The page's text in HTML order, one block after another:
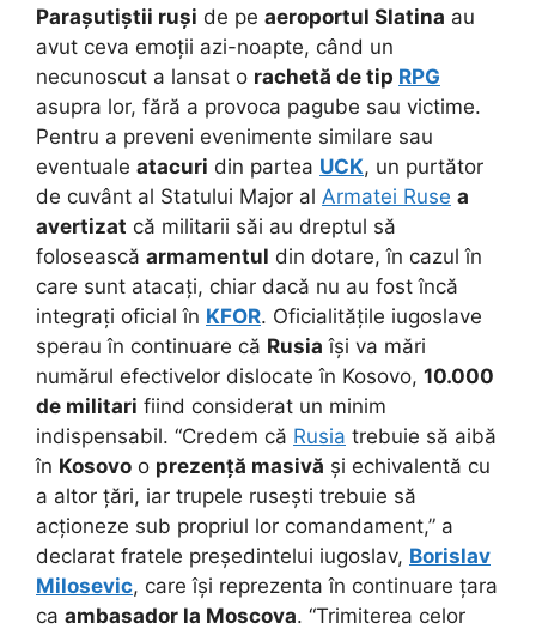
Parașutiștii ruși de pe aeroportul Slatina au
avut ceva emoții azi-noapte, când un
necunoscut a lansat o rachetă de tip RPG
asupra lor, fără a provoca pagube sau victime.
Pentru a preveni evenimente similare sau
eventuale atacuri din partea UCK, un purtător
de cuvânt al Statului Major al Armatei Ruse a
avertizat că militarii săi au dreptul să
folosească armamentul din dotare, în cazul în
care sunt atacați, chiar dacă nu au fost încă
integrați oficial în KFOR. Oficialitățile iugoslave
sperau în continuare că Rusia își va mări
numărul efectivelor dislocate în Kosovo, 10.000
de militari fiind considerat un minim
indispensabil. “Credem că Rusia trebuie să aibă
în Kosovo o prezență masivă și echivalentă cu
a altor țări, iar trupele rusești trebuie să
acționeze sub propriul lor comandament,” a
declarat fratele președintelui iugoslav, Borislav
Milosevic, care își reprezenta în continuare țara
ca ambasador la Moscova. “Trimiterea celor